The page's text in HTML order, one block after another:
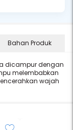
Bahan Produk
dicampur dengan
melembabkan
wajah